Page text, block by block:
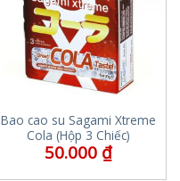
Bao cao su Sagami Xtreme
Cola (Hộp 3 Chiếc)
50.000 ₫